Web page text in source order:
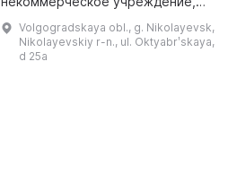
культурно-просветительную и
научно-исследовательскую
Volgogradskaya obl., g. Nikolayevsk,
Nikolayevskiy r-n., ul. Oktyabrʹskaya,
d 25a